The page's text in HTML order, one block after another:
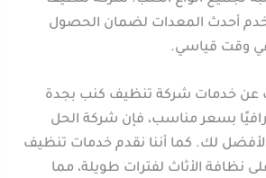
أحدث المعدات لضمان الحصول
في وقت قياسي.
عن خدمات شركة تنظيف كنب بجدة
بسعر مناسب، فإن شركة الحل
لك. كما أننا نقدم خدمات تنظيف
نظافة الأثاث لفترات طويلة، مما